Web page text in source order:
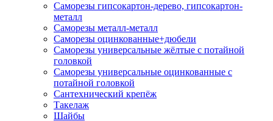
Саморезы гипсокартон-дерево, гипсокартон-
металл
Саморезы металл-металл
Саморезы оцинкованные+дюбели
Саморезы универсальные жёлтые с потайной
головкой
Саморезы универсальные оцинкованные с
потайной головкой
Сантехнический крепёж
Такелаж
Шайбы